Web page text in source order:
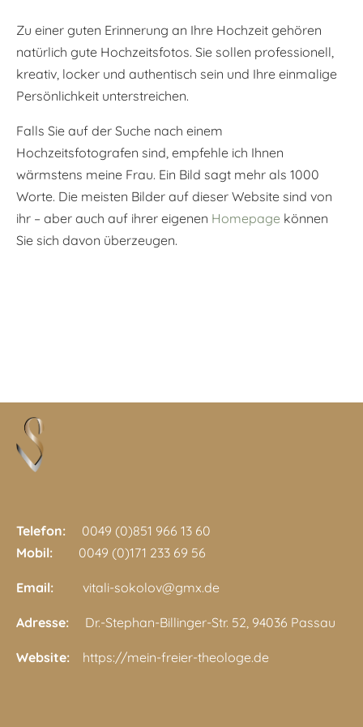
Zu einer guten Erinnerung an Ihre Hochzeit gehören
natürlich gute Hochzeitsfotos. Sie sollen professionell,
kreativ, locker und authentisch sein und Ihre einmalige
Persönlichkeit unterstreichen.
Falls Sie auf der Suche nach einem
Hochzeitsfotografen sind, empfehle ich Ihnen
wärmstens meine Frau. Ein Bild sagt mehr als 1000
Worte. Die meisten Bilder auf dieser Website sind von
ihr – aber auch auf ihrer eigenen Homepage können
Sie sich davon überzeugen.
Telefon: 0049 (0)851 966 13 60
Mobil: 0049 (0)171 233 69 56
Email: vitali-sokolov@gmx.de
Adresse: Dr.-Stephan-Billinger-Str. 52, 94036 Passau
Website: https://mein-freier-theologe.de